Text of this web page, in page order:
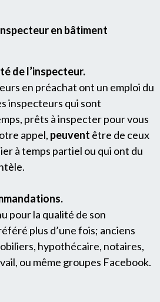
en bâtiment
de l’inspecteur.
en préachat ont un emploi du
inspecteurs qui sont
prêts à inspecter pour vous
appel, peuvent être de ceux
à temps partiel ou qui ont du
pour la qualité de son
plus d’une fois; anciens
hypothécaire, notaires,
ou même groupes Facebook.